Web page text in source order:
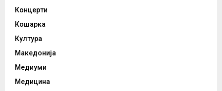
Концерти
Кошарка
Култура
Македонија
Медиуми
Медицина